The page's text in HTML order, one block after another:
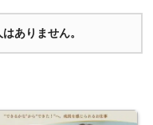
ありません。